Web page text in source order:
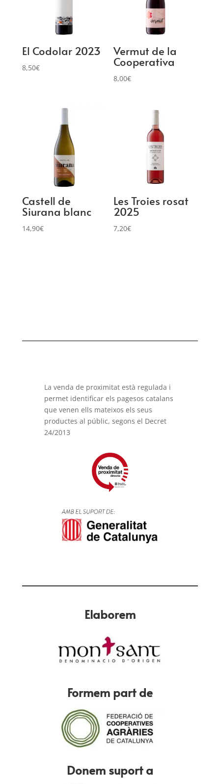
El Codolar 2023
8,50€
Vermut de la
Cooperativa
8,00€
Castell de
Siurana blanc
14,90€
Les Troies rosat
2025
7,20€
La venda de proximitat està regulada i
permet identificar els pagesos catalans
que venen ells mateixos els seus
productes al públic, segons el Decret
24/2013
Elaborem
Formem part de
Donem suport a